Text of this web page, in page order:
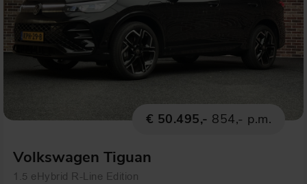
€ 50.495,- 854,- p.m.
Volkswagen Tiguan
1.5 eHybrid R-Line Edition